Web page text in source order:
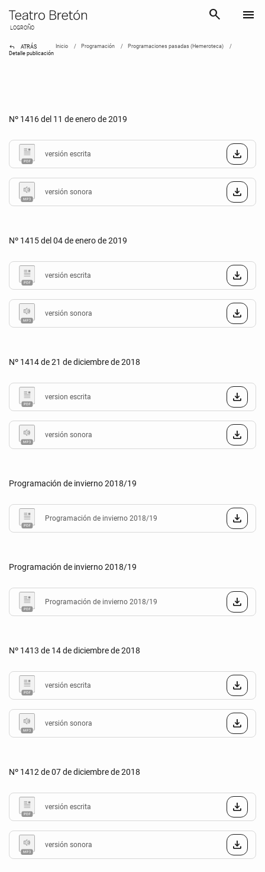
LOGROÑO
search menu
reply ATRÁS Inicio Programación
Programaciones pasadas (Hemeroteca)
Detalle publicación
Nº 1416 del 11 de enero de 2019
versión escrita
versión sonora
Nº 1415 del 04 de enero de 2019
versión escrita
versión sonora
Nº 1414 de 21 de diciembre de 2018
version escrita
versión sonora
Programación de invierno 2018/19
Programación de invierno 2018/19
Programación de invierno 2018/19
Programación de invierno 2018/19
Nº 1413 de 14 de diciembre de 2018
versión escrita
versión sonora
Nº 1412 de 07 de diciembre de 2018
versión escrita
versión sonora